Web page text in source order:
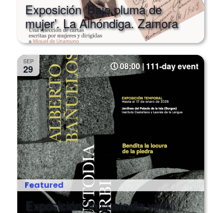
Exposición ‘Bajo pluma de
mujer’. La Alhóndiga. Zamora
SEP
29 08:00 | 111-day event
Featured
Exposición ‘In custodia verbi.